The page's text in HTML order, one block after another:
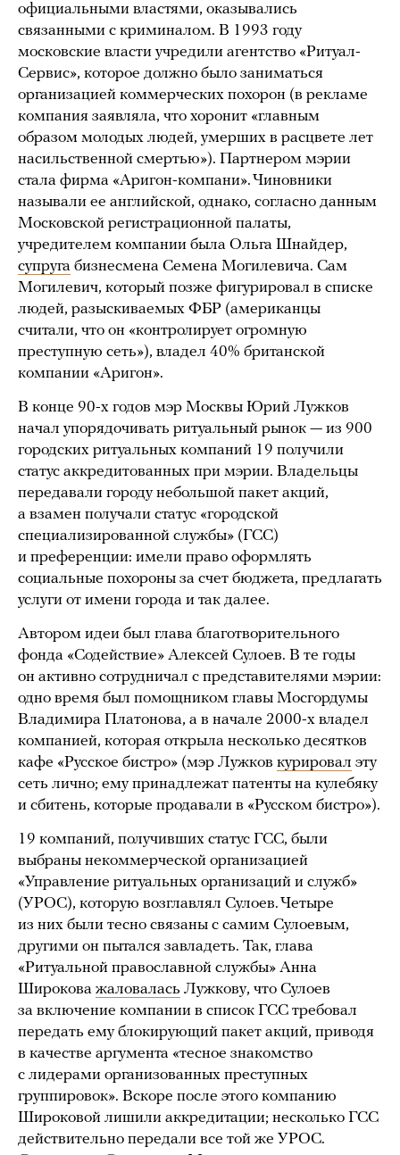
официальными властями, оказывались
связанными с криминалом. В 1993 году
московские власти учредили агентство «Ритуал-
Сервис», которое должно было заниматься
организацией коммерческих похорон (в рекламе
компания заявляла, что хоронит «главным
образом молодых людей, умерших в расцвете лет
насильственной смертью»). Партнером мэрии
стала фирма «Аригон-компани». Чиновники
называли ее английской, однако, согласно данным
Московской регистрационной палаты,
учредителем компании была Ольга Шнайдер,
супруга бизнесмена Семена Могилевича. Сам
Могилевич, который позже фигурировал в списке
людей, разыскиваемых ФБР (американцы
считали, что он «контролирует огромную
преступную сеть»), владел 40% британской
компании «Аригон».
В конце 90-х годов мэр Москвы Юрий Лужков
начал упорядочивать ритуальный рынок — из 900
городских ритуальных компаний 19 получили
статус аккредитованных при мэрии. Владельцы
передавали городу небольшой пакет акций,
а взамен получали статус «городской
специализированной службы» (ГСС)
и преференции: имели право оформлять
социальные похороны за счет бюджета, предлагать
услуги от имени города и так далее.
Автором идеи был глава благотворительного
фонда «Содействие» Алексей Сулоев. В те годы
он активно сотрудничал с представителями мэрии:
одно время был помощником главы Мосгордумы
Владимира Платонова, а в начале 2000-х владел
компанией, которая открыла несколько десятков
кафе «Русское бистро» (мэр Лужков курировал эту
сеть лично; ему принадлежат патенты на кулебяку
и сбитень, которые продавали в «Русском бистро»).
19 компаний, получивших статус ГСС, были
выбраны некоммерческой организацией
«Управление ритуальных организаций и служб»
(УРОС), которую возглавлял Сулоев. Четыре
из них были тесно связаны с самим Сулоевым,
другими он пытался завладеть. Так, глава
«Ритуальной православной службы» Анна
Широкова жаловалась Лужкову, что Сулоев
за включение компании в список ГСС требовал
передать ему блокирующий пакет акций, приводя
в качестве аргумента «тесное знакомство
с лидерами организованных преступных
группировок». Вскоре после этого компанию
Широковой лишили аккредитации; несколько ГСС
действительно передали все той же УРОС.